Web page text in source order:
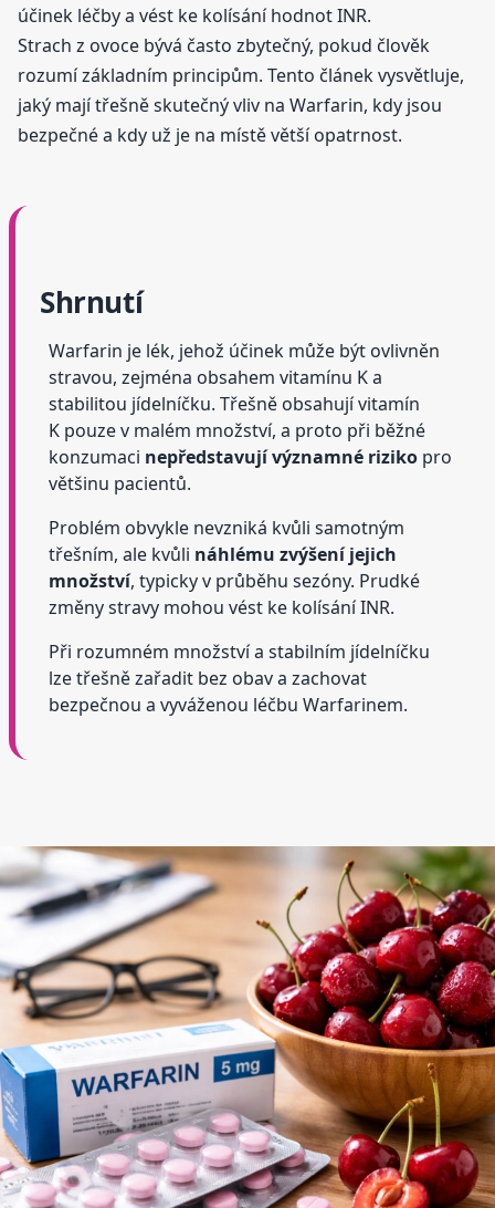
účinek léčby a vést ke kolísání hodnot INR.
Strach z ovoce bývá často zbytečný, pokud člověk
rozumí základním principům. Tento článek vysvětluje,
jaký mají třešně skutečný vliv na Warfarin, kdy jsou
bezpečné a kdy už je na místě větší opatrnost.
Shrnutí
Warfarin je lék, jehož účinek může být ovlivněn
stravou, zejména obsahem vitamínu K a
stabilitou jídelníčku. Třešně obsahují vitamín
K pouze v malém množství, a proto při běžné
konzumaci nepředstavují významné riziko pro
většinu pacientů.
Problém obvykle nevzniká kvůli samotným
třešním, ale kvůli náhlému zvýšení jejich
množství, typicky v průběhu sezóny. Prudké
změny stravy mohou vést ke kolísání INR.
Při rozumném množství a stabilním jídelníčku
lze třešně zařadit bez obav a zachovat
bezpečnou a vyváženou léčbu Warfarinem.